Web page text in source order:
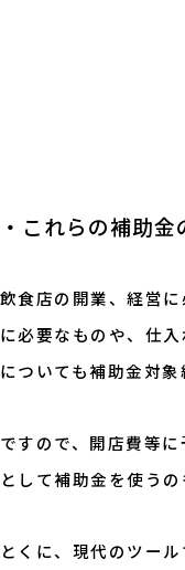
・これらの補助
飲食店の開業、経営
に必要なものや、仕
についても補助金対象
ですので、開店費等
として補助金を使う
とくに、現代のツー